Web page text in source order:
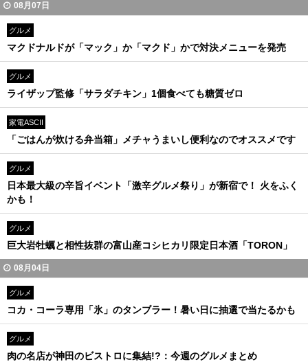
08月07日
グルメ
マクドナルドが「マック」か「マクド」かで対決メニューを発売
グルメ
ライザップ監修「サラダチキン」1個食べても糖質ゼロ
家電ASCII
「ごはんが炊ける弁当箱」メチャうまいし便利なのでオススメです
グルメ
日本最大級の辛旨イベント「激辛グルメ祭り」が新宿で！ 火をふく
かも！
グルメ
巨大岩牡蠣と相性抜群の富山産コシヒカリ限定日本酒「TORON」
08月04日
グルメ
コカ・コーラ専用「氷」のタンブラー！暑い日に抽選で当たるかも
グルメ
肉の名店が神田のビストロに集結!?：今週のグルメまとめ